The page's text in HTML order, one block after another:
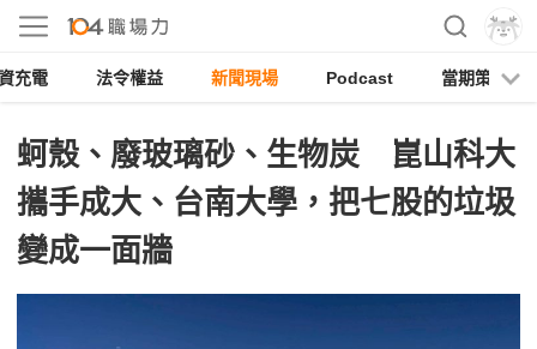
充電 法令權益 新聞現場 Podcast 當期策展
蚵殼、廢玻璃砂、生物炭 崑山科大
攜手成大、台南大學，把七股的垃圾
變成一面牆